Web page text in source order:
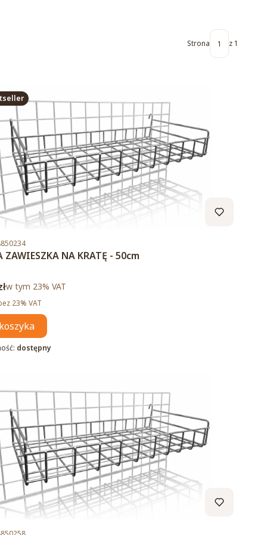
Strona z 1
ZAWIESZKA NA KRATĘ - 50cm
w tym %s VAT
w tym 23% VAT
23% VAT
dostępny